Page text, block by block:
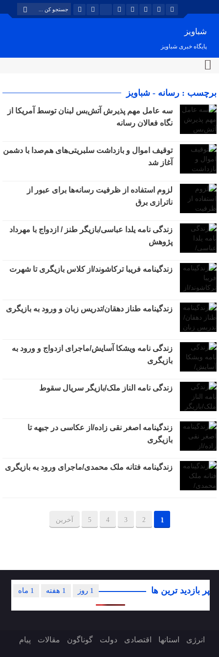
شباویز
پایگاه خبری شباویز
برچسب : رسانه - شباویز
سه عامل مهم پذیرش آتش‌بس لبنان توسط آمریکا از
نگاه فعالان رسانه
توقیف اموال و بازداشت سلبریتی‌های هم‌صدا با دشمن
آغاز شد
لزوم استفاده از ظرفیت رسانه‌ها برای عبور از
ناترازی برق
زندگی نامه یلدا عباسی/بازیگر طنز / ازدواج با مهرداد
پژوهش
زندگینامه فریبا ترکاشوند/از کلاس بازیگری تا شهرت
زندگینامه طناز دهقان/تدریس زبان و ورود به بازیگری
زندگی نامه ویشکا آسایش/ماجرای ازدواج و ورود به
بازیگری
زندگی نامه الناز ملک/بازیگر سریال سقوط
زندگینامه اصغر نقی زاده/از عکاسی در جبهه تا
بازیگری
زندگینامه فتانه ملک محمدی/ماجرای ورود به بازیگری
1
2
3
4
5 آخرین
پر بازدید ترین ها 1 ماه 1 هفته 1 روز
انرژی استانها اقتصادی دولت گوناگون مقالات پیام